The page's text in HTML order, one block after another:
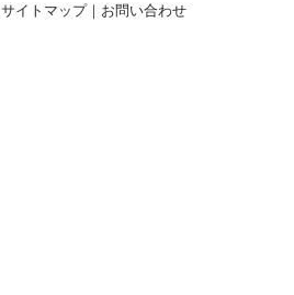
サイトマップ｜ お問い合わせ